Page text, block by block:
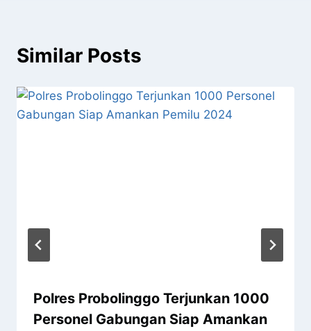
Similar Posts
Polres Probolinggo Terjunkan 1000
Personel Gabungan Siap Amankan